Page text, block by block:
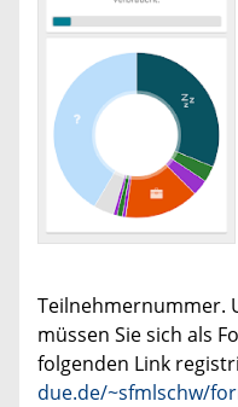
Teilnehmernummer.
müssen Sie sich als
folgenden Link
due.de/~sfmlschw/